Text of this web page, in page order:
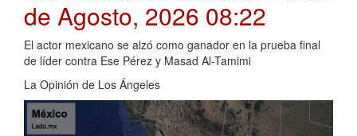
de Agosto, 2026 08:22
El actor mexicano se alzó como ganador en la prueba final
de líder contra Ese Pérez y Masad Al-Tamimi
La Opinión de Los Ángeles